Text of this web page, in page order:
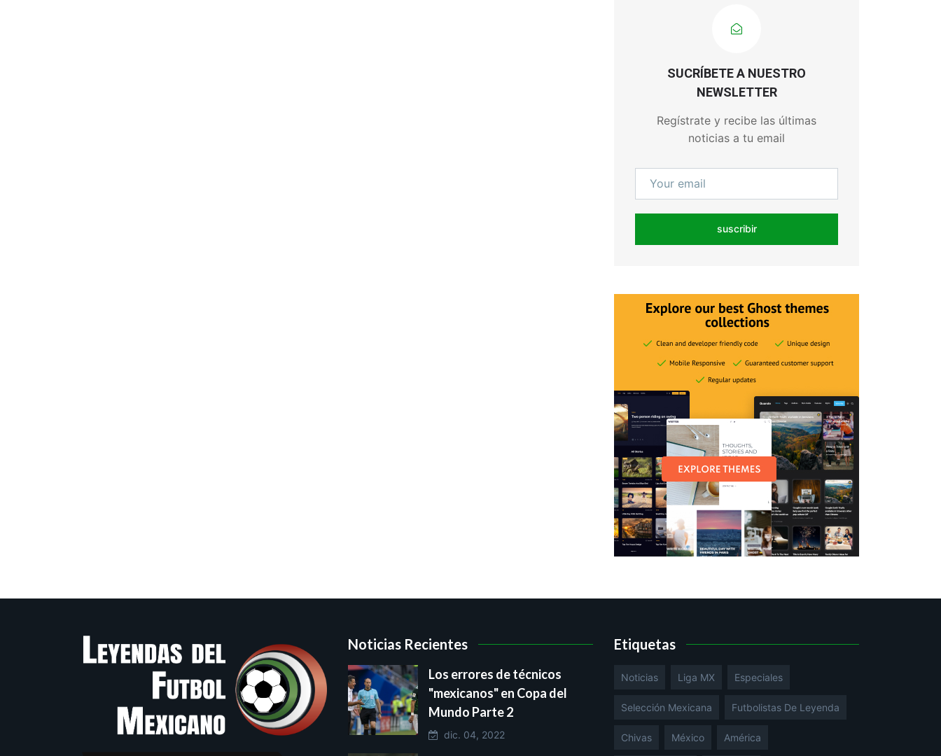
SUCRÍBETE A NUESTRO
NEWSLETTER
Regístrate y recibe las últimas
noticias a tu email
suscribir
Noticias Recientes
Los errores de técnicos
"mexicanos" en Copa del
Mundo Parte 2
dic. 04, 2022
Etiquetas
Noticias Liga MX Especiales
Selección Mexicana Futbolistas De Leyenda
Chivas México América